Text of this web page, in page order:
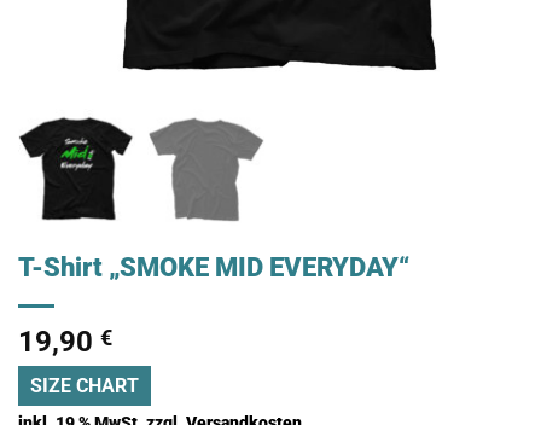
T-Shirt „SMOKE MID EVERYDAY“
19,90 €
SIZE CHART